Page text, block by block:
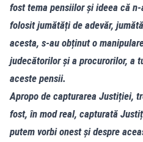
fost tema pensiilor și ideea că
folosit jumătăți de adevăr,
acesta, s-au obținut o
judecătorilor și a procurorilor, a
aceste pensii.
Apropo de capturarea Justiției,
fost, în mod real, capturată
putem vorbi onest și despre